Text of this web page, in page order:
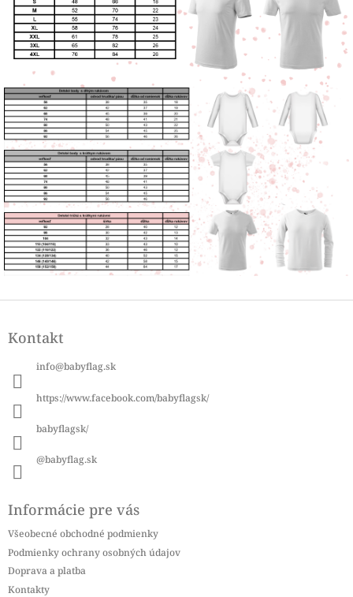
pKontakt
info@babyflag.sk
https://www.facebook.com/babyflagsk/
babyflagsk/
@babyflag.sk
Informácie pre vás
Všeobecné obchodné podmienky
Podmienky ochrany osobných údajov
Doprava a platba
Kontakty